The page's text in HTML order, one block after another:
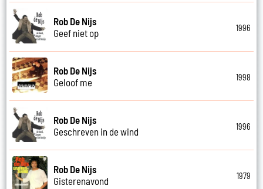
Rob De Nijs
Geef niet op
1996
Rob De Nijs
Geloof me
1998
Rob De Nijs
Geschreven in de wind
1996
Rob De Nijs
Gisterenavond
1979